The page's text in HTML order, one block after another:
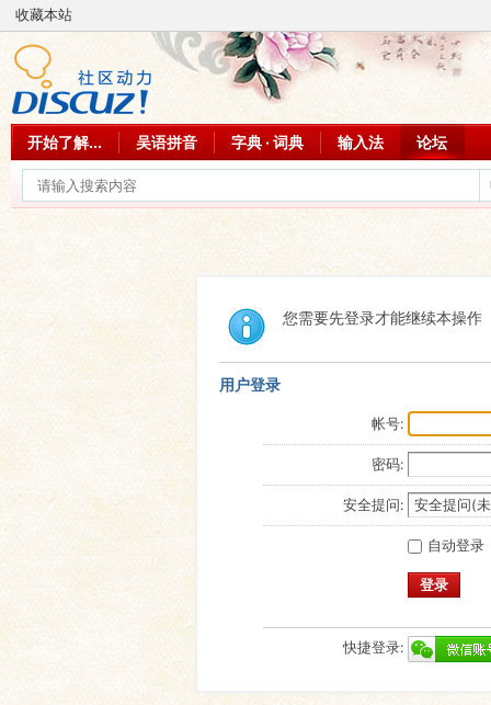
收藏本站
开始了解... 吴语拼音 字典 · 词典 输入法 论坛
您需要先登录才能继续本操作
用户登录
帐号:
密码:
安全提问:
自动登录
登录
快捷登录: